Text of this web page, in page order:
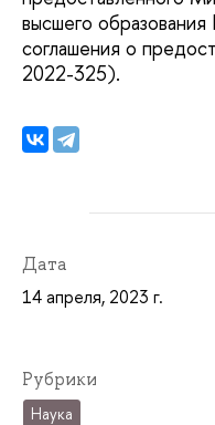
высшего
соглашения о
2022-325).
Дата
14 апреля, 2023 г.
Рубрики
Наука